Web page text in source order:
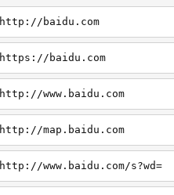
http://baidu.com
https://baidu.com
http://www.baidu.com
http://map.baidu.com
http://www.baidu.com/s?wd=